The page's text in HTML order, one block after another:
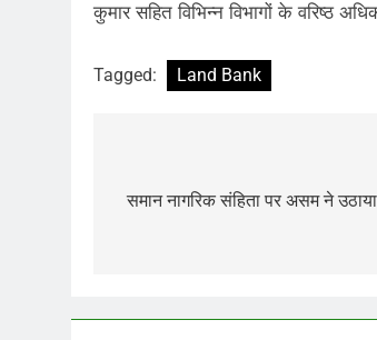
कुमार सहित विभिन्न विभागों के वरिष्ठ
Tagged: Land Bank
navigation
समान नागरिक संहिता पर असम ने